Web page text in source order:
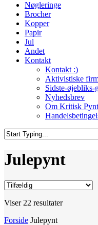
Nøgleringe
Brocher
Kopper
Papir
Jul
Andet
Kontakt
Kontakt :)
Aktivistiske
Sidste-øjebliks-
Nyhedsbrev
Om Kritisk Pynt
Search
Julepynt
Viser 22 resultater
Forside Julepynt